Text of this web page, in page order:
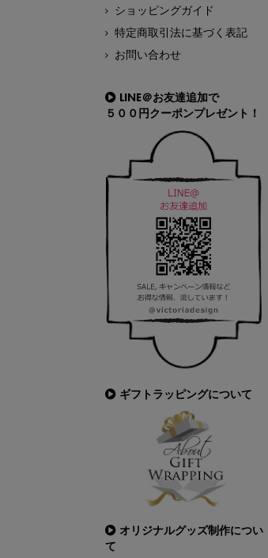
ショッピングガイド
特定商取引法に基づく表記
お問い合わせ
LINE＠お友達追加で
５００円クーポンプレゼント！
ギフトラッピングについて
オリジナルグッズ制作につい
て